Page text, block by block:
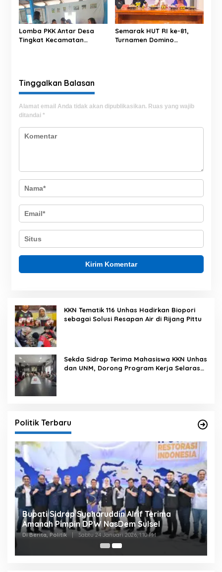
Lomba PKK Antar Desa
Tingkat Kecamatan
Semarak HUT RI ke-81,
Turnamen Domino
Tinggalkan Balasan
Alamat email Anda tidak akan dipublikasikan. Ruas yang wajib
ditandai *
KKN Tematik 116 Unhas Hadirkan Biopori
sebagai Solusi Resapan Air di Rijang Pittu
Sekda Sidrap Terima Mahasiswa KKN Unhas
dan UNM, Dorong Program Kerja Selaras
Politik Terbaru
Bupati Sidrap Syaharuddin Alrif Terima
Amanah Pimpin DPW NasDem Sulsel
Di Berita, Politik | Sabtu 24 Januari 2026, 1:10 PM